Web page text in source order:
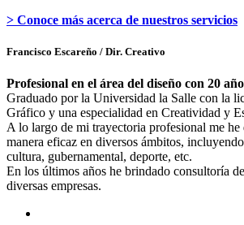
> Conoce más acerca de nuestros servicios
Francisco Escareño / Dir. Creativo
Profesional en el área del diseño con 20
Graduado por la Universidad la Salle con la
Gráfico y una especialidad en Creatividad y
A lo largo de mi trayectoria profesional me he
manera eficaz en diversos ámbitos,
cultura, gubernamental, deporte, etc.
En los últimos años he brindado consultoría
diversas empresas.